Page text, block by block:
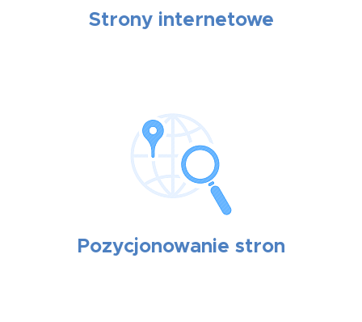
Strony internetowe
Pozycjonowanie stron